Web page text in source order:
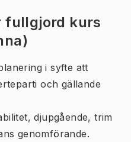
fullgjord kurs
i syfte att
och gällande
djupgående, trim
genomförande.